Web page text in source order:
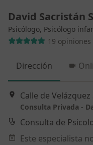
David Sacristán
Psicólogo, Psicólogo
19 opiniones
Dirección
Calle de
Consulta Privada -
Consulta de